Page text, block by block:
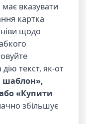
вказувати
картка
щодо
текст, як-от
шаблон»,
«Купити
збільшує